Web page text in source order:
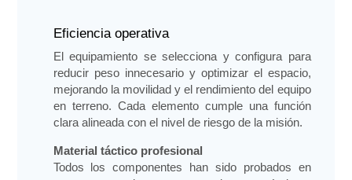
Eficiencia operativa
El equipamiento se selecciona y configura para
reducir peso innecesario y optimizar el espacio,
mejorando la movilidad y el rendimiento del equipo
en terreno. Cada elemento cumple una función
clara alineada con el nivel de riesgo de la misión.
Material táctico profesional
Todos los componentes han sido probados en